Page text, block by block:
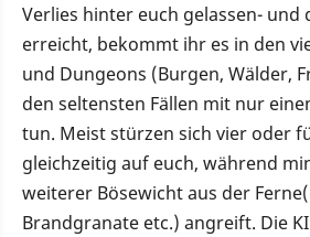
Verlies hinter euch gelassen- und
erreicht, bekommt ihr es in den
und Dungeons (Burgen, Wälder,
den seltensten Fällen mit nur
tun. Meist stürzen sich vier oder
gleichzeitig auf euch, während
weiterer Bösewicht aus der
Brandgranate etc.) angreift. Die